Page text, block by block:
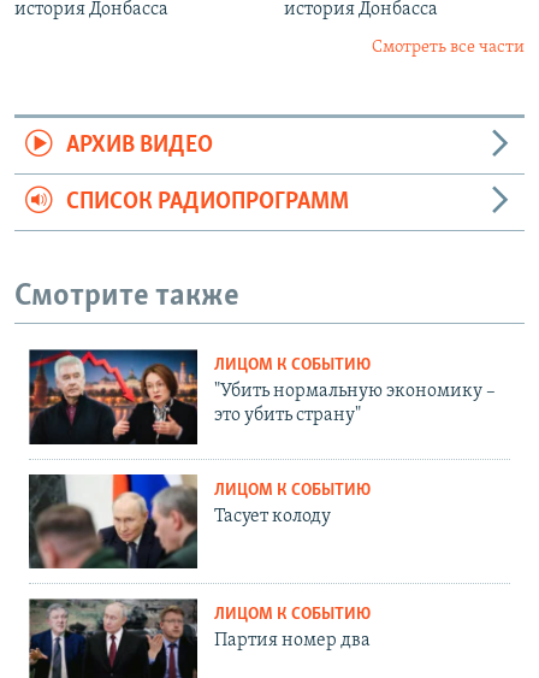
история Донбасса
история Донбасса
Смотреть все части
АРХИВ ВИДЕО
СПИСОК РАДИОПРОГРАММ
Смотрите также
ЛИЦОМ К СОБЫТИЮ
"Убить нормальную экономику –
это убить страну"
ЛИЦОМ К СОБЫТИЮ
Тасует колоду
ЛИЦОМ К СОБЫТИЮ
Партия номер два